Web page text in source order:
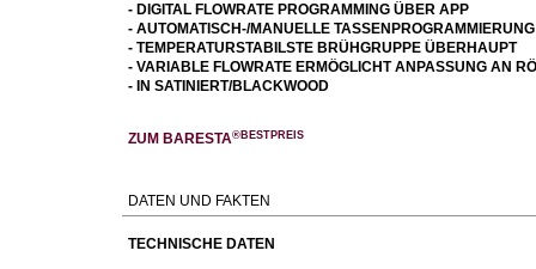
- DIGITAL FLOWRATE PROGRAMMING ÜBER APP
- AUTOMATISCH-/MANUELLE TASSENPROGRAMMIERUNG
- TEMPERATURSTABILSTE BRÜHGRUPPE ÜBERHAUPT
- VARIABLE FLOWRATE ERMÖGLICHT ANPASSUNG AN
- IN SATINIERT/BLACKWOOD
ZUM BARESTA®BESTPREIS
DATEN UND FAKTEN
TECHNISCHE DATEN